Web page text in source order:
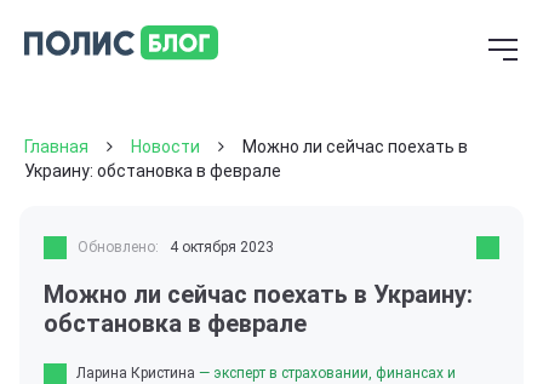
Главная Новости
Можно ли сейчас поехать в
Украину: обстановка в феврале
Обновлено: 4 октября 2023
Можно ли сейчас поехать в Украину:
обстановка в феврале
Ларина Кристина — эксперт в страховании, финансах и